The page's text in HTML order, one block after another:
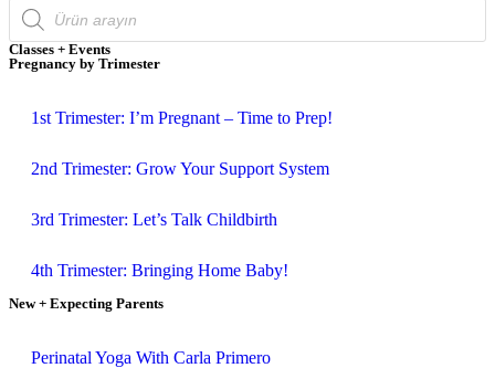
Classes + Events
Pregnancy by Trimester
1st Trimester: I’m Pregnant – Time to Prep!
2nd Trimester: Grow Your Support System
3rd Trimester: Let’s Talk Childbirth
4th Trimester: Bringing Home Baby!
New + Expecting Parents
Perinatal Yoga With Carla Primero